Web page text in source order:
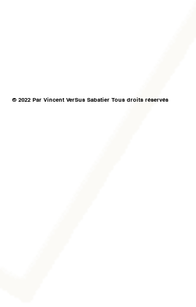
© 2022 Par Vincent VerSus Sabatier Tous droits réservés